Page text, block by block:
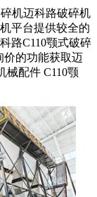
机迈科路破碎机
平台提供较全的
路C110颚式破碎
价的功能获取迈
械配件 C110颚